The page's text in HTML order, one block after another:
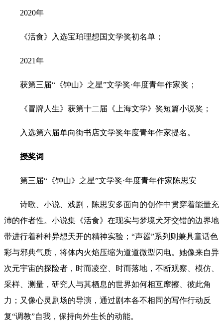
2020年
《活食》入选宝珀理想国文学奖初名单；
2021年
获第三届“《钟山》之星”文学奖·年度青年作家奖；
《冒牌人生》获第十二届《上海文学》奖短篇小说奖；
入选第六届单向街书店文学奖年度青年作家提名。
授奖词
第三届“《钟山》之星”文学奖·年度青年作家陈思安
诗歌、小说、戏剧，陈思安多面向的创作中贯穿着能量充
沛的作者性。小说集《活食》在现实与梦境犬牙交错的边界地
带进行着种种异想天开的精神实验；“声嚣”系列则兼具童话色
彩与邪典气质，将体内火焰压缩为道道微型闪电。她像来自异
次元宇宙的探险者，时而凌空、时而落地，不断观察、模仿、
采样、测量，研究人与其栖息的世界如何相互摩擦、彼此角
力；又像心灵剧场的导演，通过剧本各不相同的写作行动反
复“调教”自我，保持向外生长的动能。